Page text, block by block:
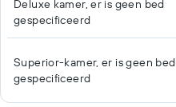
Deluxe kamer, er is geen bed
gespecificeerd
Superior-kamer, er is geen bed
gespecificeerd